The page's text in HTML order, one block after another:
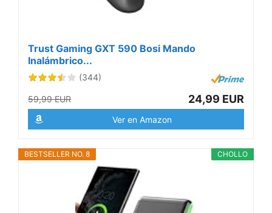
Trust Gaming GXT 590 Bosi Mando
Inalámbrico...
(344)
59,99 EUR 24,99 EUR
Ver en Amazon
CHOLLO
BESTSELLER NO. 8